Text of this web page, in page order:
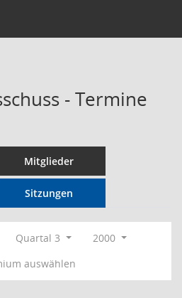
- Termine
Mitglieder
Sitzungen
Quartal 3
2000
auswählen